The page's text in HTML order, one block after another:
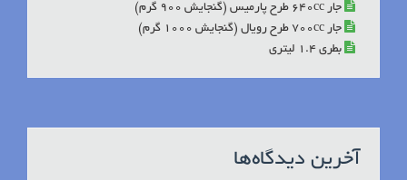
جار 640cc طرح پارمیس (گنجایش 900 گرم)
جار 700cc طرح رویال (گنجایش 1000 گرم)
بطری 1.4 لیتری
آخرین دیدگاه‌ها